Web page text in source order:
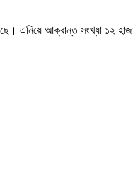
এনিয়ে আক্রান্ত সংখ্যা